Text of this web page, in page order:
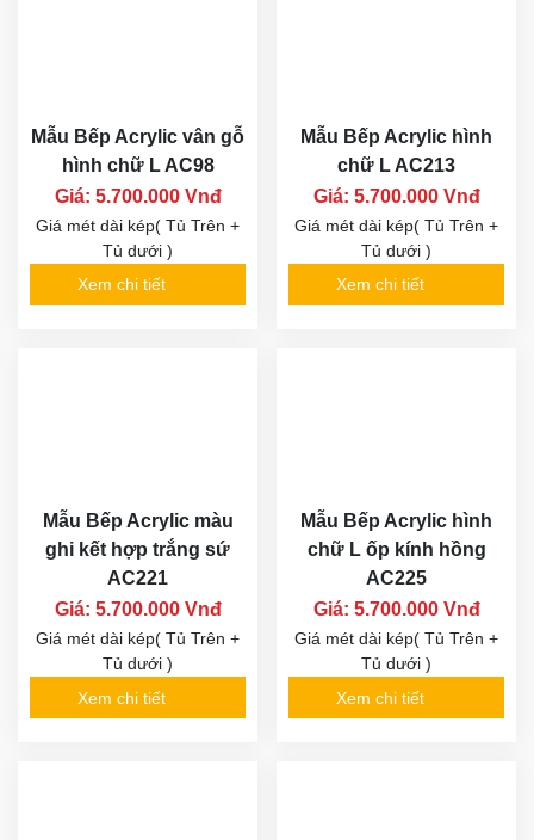
Mẫu Bếp Acrylic vân gỗ
hình chữ L AC98
Giá: 5.700.000 Vnđ
Giá mét dài kép( Tủ Trên +
Tủ dưới )
Xem chi tiết
Mẫu Bếp Acrylic hình
chữ L AC213
Giá: 5.700.000 Vnđ
Giá mét dài kép( Tủ Trên +
Tủ dưới )
Xem chi tiết
Mẫu Bếp Acrylic màu
ghi kết hợp trắng sứ
AC221
Giá: 5.700.000 Vnđ
Giá mét dài kép( Tủ Trên +
Tủ dưới )
Xem chi tiết
Mẫu Bếp Acrylic hình
chữ L ốp kính hồng
AC225
Giá: 5.700.000 Vnđ
Giá mét dài kép( Tủ Trên +
Tủ dưới )
Xem chi tiết